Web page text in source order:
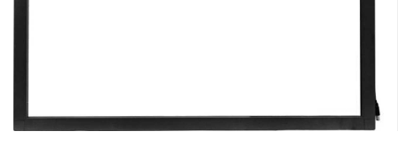
управления
Промышленные